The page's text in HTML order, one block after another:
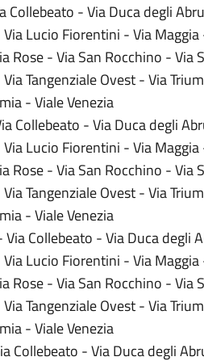
- Via Duca degli
Lucio Fiorentini - Via
Rose - Via San Rocchino - Via
Tangenziale Ovest - Via
- Viale Venezia
Collebeato - Via Duca degli
Lucio Fiorentini - Via
Rose - Via San Rocchino - Via
Tangenziale Ovest - Via
- Viale Venezia
Collebeato - Via Duca degli
Lucio Fiorentini - Via
Rose - Via San Rocchino - Via
Tangenziale Ovest - Via
- Viale Venezia
Collebeato - Via Duca degli